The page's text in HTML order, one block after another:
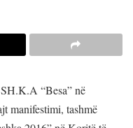
“Besa” në
manifestimi, tashmë